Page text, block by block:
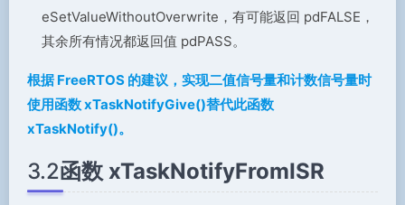
eSetValueWithoutOverwrite，有可能返回 pdFALSE，
其余所有情况都返回值 pdPASS。
根据 FreeRTOS 的建议，实现二值信号量和计数信号量时
使用函数 xTaskNotifyGive()替代此函数
xTaskNotify()。
3.2函数 xTaskNotifyFromISR